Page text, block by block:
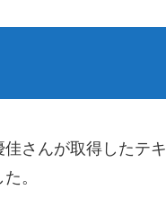
佳さんが取得したテ
。